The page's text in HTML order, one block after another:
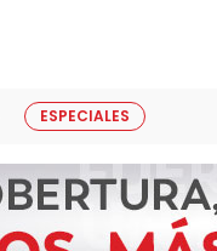
ESPECIALES